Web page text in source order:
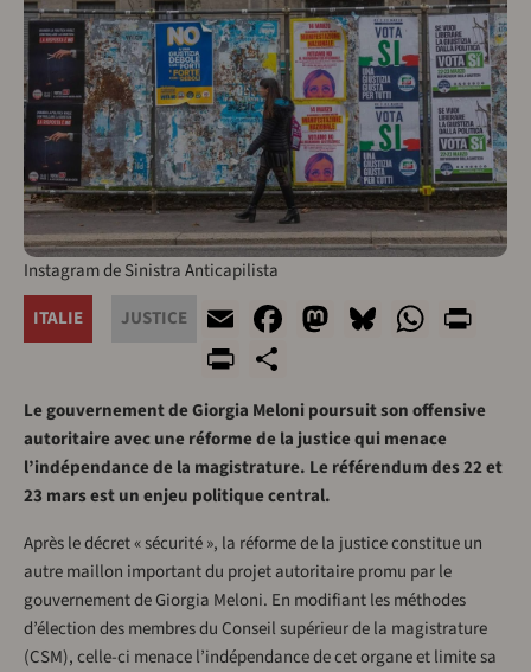
Instagram de Sinistra Anticapilista
ITALIE
JUSTICE EmailFacebook
Mastodon
Bluesky
PrintFriendly
Le gouvernement de Giorgia Meloni poursuit son offensive
autoritaire avec une réforme de la justice qui menace
l’indépendance de la magistrature. Le référendum des 22 et
23 mars est un enjeu politique central.
Après le décret « sécurité », la réforme de la justice constitue un
autre maillon important du projet autoritaire promu par le
gouvernement de Giorgia Meloni. En modifiant les méthodes
d’élection des membres du Conseil supérieur de la magistrature
(CSM), celle-ci menace l’indépendance de cet organe et limite sa